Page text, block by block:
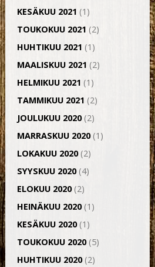
KESÄKUU 2021 (1)
TOUKOKUU 2021 (2)
HUHTIKUU 2021 (1)
MAALISKUU 2021 (2)
HELMIKUU 2021 (1)
TAMMIKUU 2021 (2)
JOULUKUU 2020(2)
MARRASKUU 2020(1)
LOKAKUU 2020(2)
SYYSKUU 2020(4)
ELOKUU 2020(2)
HEINÄKUU 2020(1)
KESÄKUU 2020(1)
TOUKOKUU 2020(5)
HUHTIKUU 2020(2)